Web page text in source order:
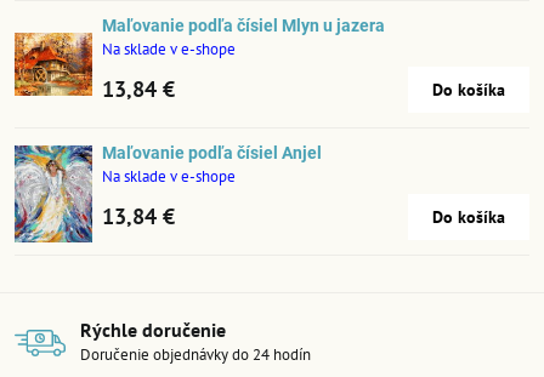
Maľovanie podľa čísiel Mlyn u jazera
Na sklade v e-shope
13,84 € Do košíka
Maľovanie podľa čísiel Anjel
Na sklade v e-shope
13,84 € Do košíka
Rýchle doručenie
Doručenie objednávky do 24 hodín